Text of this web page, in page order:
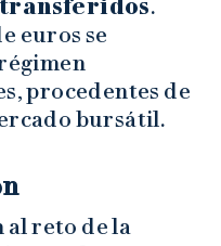
.
euros se
procedentes de
bursátil.
al reto de la